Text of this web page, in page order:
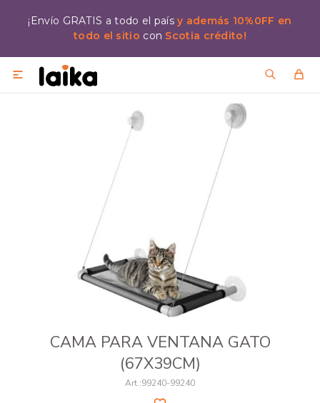
¡Envío GRATIS a todo el paísy además 10%0FF en
todo el sitio con Scotia crédito!

CAMA PARA VENTANA GATO
(67X39CM)
99240-99240